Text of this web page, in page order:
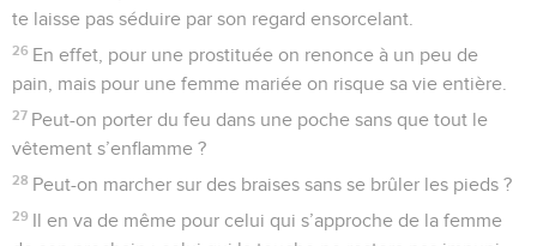
te laisse pas séduire par son regard ensorcelant.
26 En effet, pour une prostituée on renonce à un peu de
pain, mais pour une femme mariée on risque sa vie entière.
27 Peut-on porter du feu dans une poche sans que tout le
vêtement s’enflamme ?
28 Peut-on marcher sur des braises sans se brûler les pieds ?
29 Il en va de même pour celui qui s’approche de la femme